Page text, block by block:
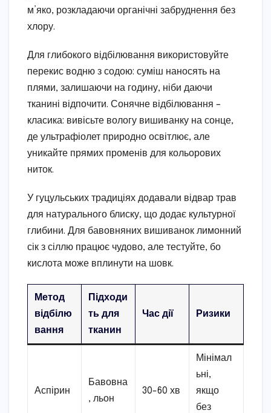
м’яко, розкладаючи органічні забруднення без
хлору.
Для глибокого відбілювання використовуйте
перекис водню з содою: суміш наносять на
плями, залишаючи на годину, ніби даючи
тканині відпочити. Сонячне відбілювання –
класика: вивісьте вологу вишиванку на сонце,
де ультрафіолет природно освітлює, але
уникайте прямих променів для кольорових
ниток.
У гуцульських традиціях додавали відвар трав
для натурального блиску, що додає культурної
глибини. Для бавовняних вишиванок лимонний
сік з сіллю працює чудово, але тестуйте, бо
кислота може вплинути на шовк.
Метод
відбілю
вання
Підходи
ть для
тканин
Час дії Ризики
Аспірин
Бавовна
, льон
30-60 хв
Мінімал
ьні,
якщо
без